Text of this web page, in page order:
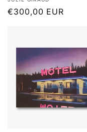
Prix
€300,00 EUR